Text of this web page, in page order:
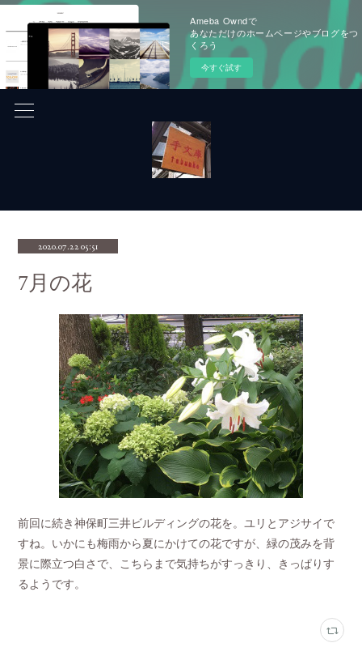
Ameba Owndで
あなただけのホームページやブログをつ
くろう
今すぐ試す
2020.07.22 05:51
7月の花
前回に続き神保町三井ビルディングの花を。ユリとアジサイで
すね。いかにも梅雨から夏にかけての花ですが、緑の茂みを背
景に際立つ白さで、こちらまで気持ちがすっきり、きっぱりす
るようです。